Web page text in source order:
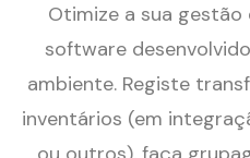
Otimize a sua
software
ambiente. Registe
inventários (em